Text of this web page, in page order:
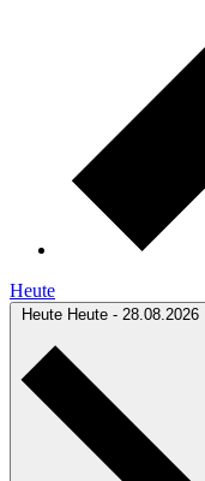
Heute
Heute Heute - 28.08.2026